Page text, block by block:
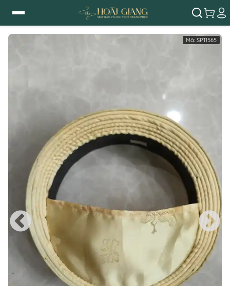
Mã: SP11565